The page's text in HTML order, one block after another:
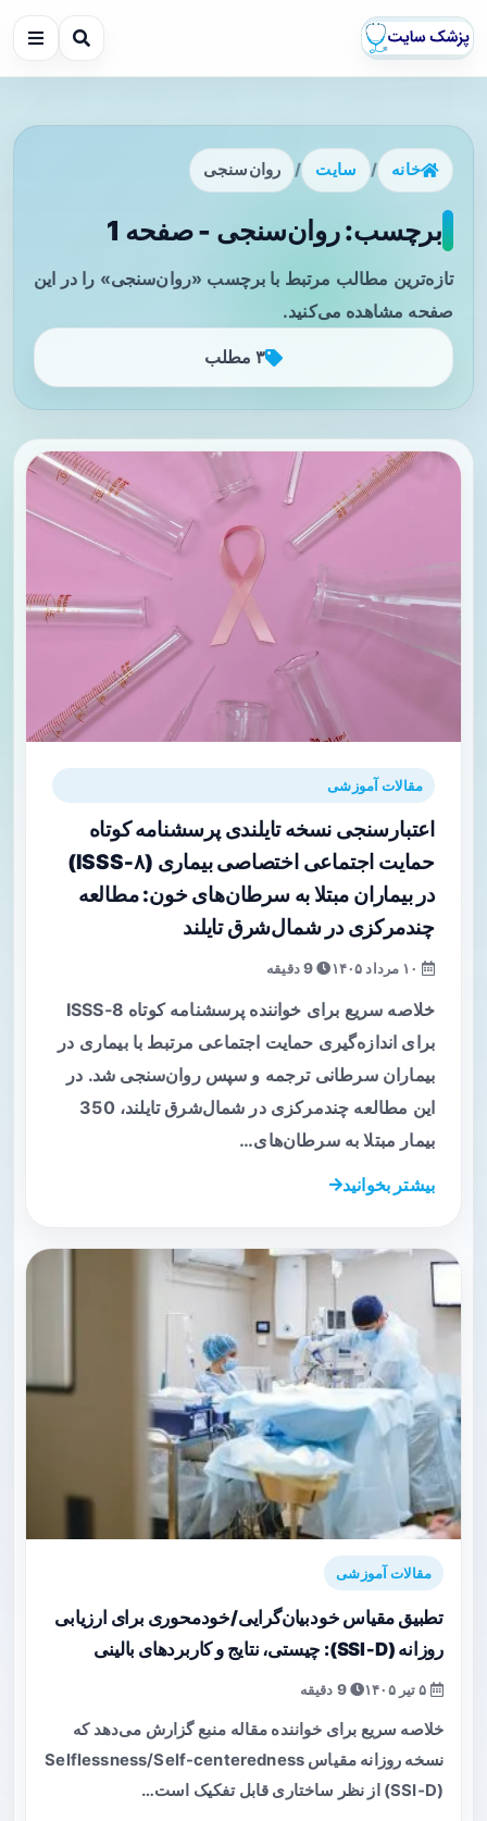
خانه / سایت / روان‌سنجی
برچسب: روان‌سنجی - صفحه 1
تازه‌ترین مطالب مرتبط با برچسب «روان‌سنجی» را در این
صفحه مشاهده می‌کنید.
۳ مطلب
مقالات آموزشی
اعتبارسنجی نسخه تایلندی پرسشنامه کوتاه
حمایت اجتماعی اختصاصی بیماری (ISSS‑۸)
در بیماران مبتلا به سرطان‌های خون: مطالعه
چندمرکزی در شمال‌شرق تایلند
9 دقیقه
خلاصه سریع برای خواننده پرسشنامه کوتاه ISSS‑8
برای اندازه‌گیری حمایت اجتماعی مرتبط با بیماری در
بیماران سرطانی ترجمه و سپس روان‌سنجی شد. در
این مطالعه چندمرکزی در شمال‌شرق تایلند، 350
بیمار مبتلا به سرطان‌های…
بیشتر بخوانید
مقالات آموزشی
تطبیق مقیاس خود‌بیان‌گرایی/خودمحوری برای ارزیابی
روزانه (SSI‑D): چیستی، نتایج و کاربردهای بالینی
9 دقیقه
خلاصه سریع برای خواننده مقاله منبع گزارش می‌دهد که
نسخه روزانه مقیاس Selflessness/Self-centeredness
(SSI‑D) از نظر ساختاری قابل تفکیک است…